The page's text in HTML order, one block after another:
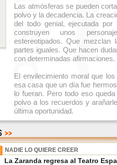
Las atmósferas se pueden
polvo y la decadencia. La
del todo genial, ejecutada
construyen unos
estereotipados. Que
partes iguales. Que hacen
con determinadas afirmaciones.
El envilecimiento moral que
esa casa que un día fue
lo fueran. Pero todo eso
polvo a los recuerdos y
última oportunidad.
NADIE LO QUIERE CREER
La Zaranda regresa al Teatro